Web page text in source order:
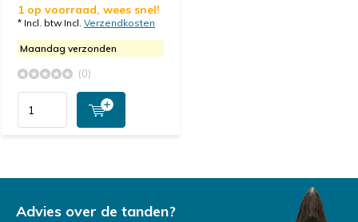
1 op voorraad, wees snel!
* Incl. btw Incl. Verzendkosten
Maandag verzonden
(0)
Advies over de tanden?